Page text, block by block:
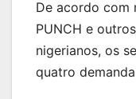
De acordo com
PUNCH e
nigerianos, os
quatro